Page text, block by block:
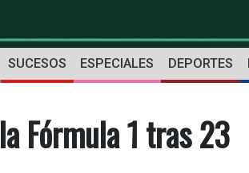
SUCESOS ESPECIALES DEPORTES
Fórmula 1 tras 23